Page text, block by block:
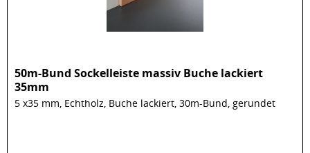
50m-Bund Sockelleiste massiv Buche lackiert
35mm
5 x35 mm, Echtholz, Buche lackiert, 30m-Bund, gerundet